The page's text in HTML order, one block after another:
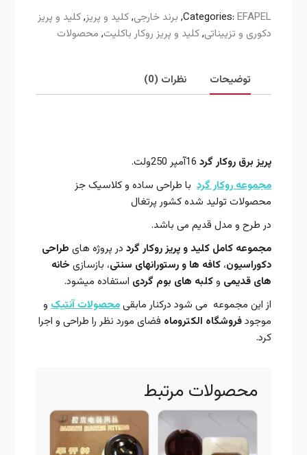
Categories:EFAPEL
, برند خارجی,کلید و پریز,کلید و پریز
دکوری و تزییناتی,کلید و پریز روکار باکلیت, محصولات
توضیحات نظرات (0)
پریز برق روکار گرد16آمپر 250ولت.
مجموعه روکار گرد با طراحی ساده و کلاسیک جز
محصولات تولید شده کشور پرتغال
در طرح و مدل قدیم می باشد.
مجموعه کامل کلید و پریز روکار گرددر پروژه های طراحی
دکوراسیون، کافه ها و رستورانهای سنتی، بازسازی خانه
های قدیمی وکلبه های بوم گردی استفاده میشود.
از این مجموعه می شود درکنار مابقیمحصولات آنتیکو
موجودفروشگاه الکتروماه فضای مورد نظر را طراحی و اجرا
کرد.
محصولات مرتبط